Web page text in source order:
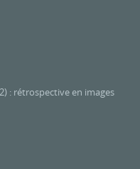
: rétrospective en images